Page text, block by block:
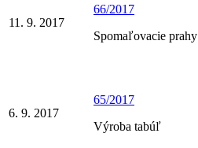
11. 9. 2017
66/2017
Spomaľovacie prahy
6. 9. 2017
65/2017
Výroba tabúľ